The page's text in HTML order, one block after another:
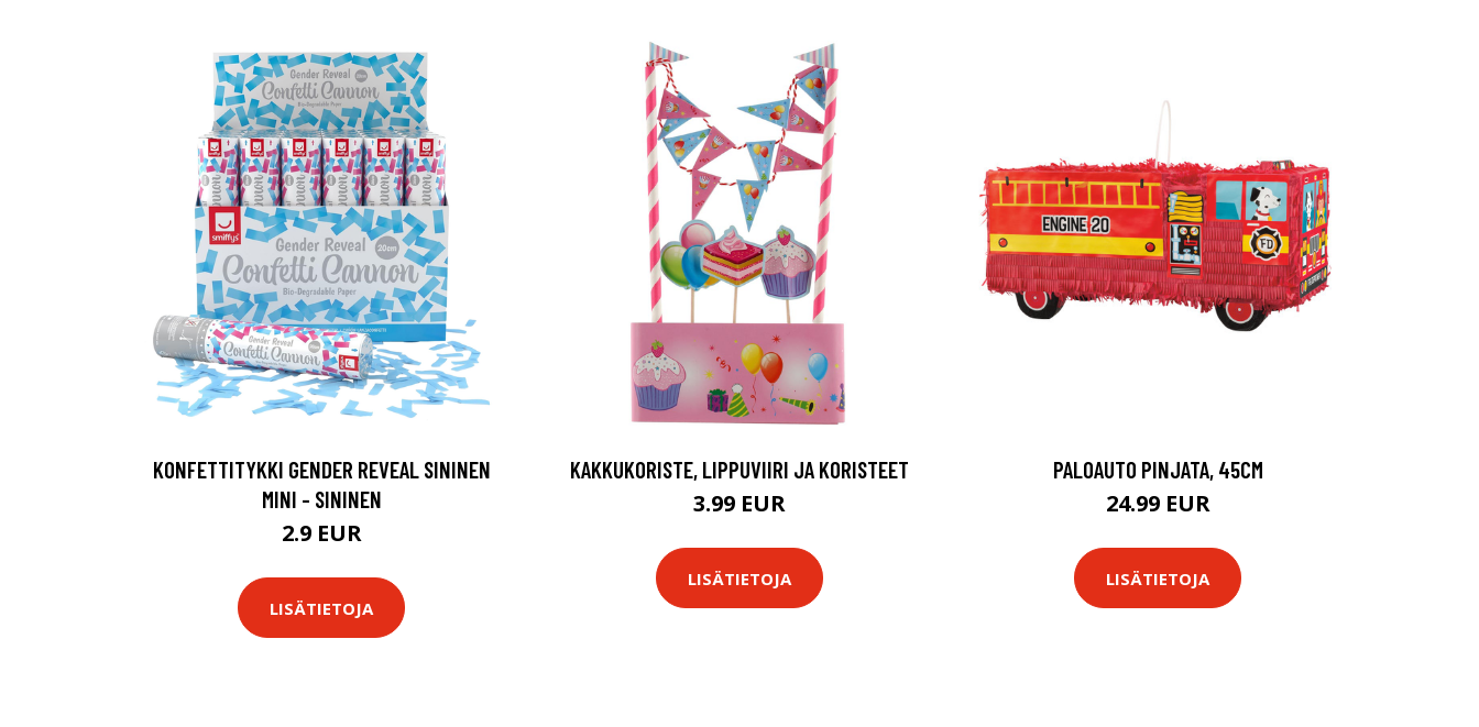
KONFETTITYKKI GENDER REVEAL SININEN
MINI - SININEN
2.9 EUR
LISÄTIETOJA
KAKKUKORISTE, LIPPUVIIRI JA KORISTEET
3.99 EUR
LISÄTIETOJA
PALOAUTO PINJATA, 45CM
24.99 EUR
LISÄTIETOJA